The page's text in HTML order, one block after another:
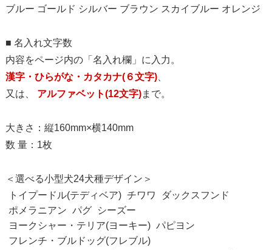
ブルー ゴールド シルバー ブラウン スカイブルー オレンジ
■ 名入れ文字数
内容をページ内の「名入れ欄」に入力。
漢字・ひらがな・カタカナ(６文字)、
又は、 アルファベット(12文字)まで。
大きさ：縦160mm×横140mm
数 量：1枚
＜選べる小型犬24犬種デザイン＞
トイプードル(テディベア) チワワ
ダックスフンド
ポメラニアン パグ
シーズー
ヨークシャー・テリア(ヨーキー) パピヨン
フレンチ・ブルドッグ(フレブル)